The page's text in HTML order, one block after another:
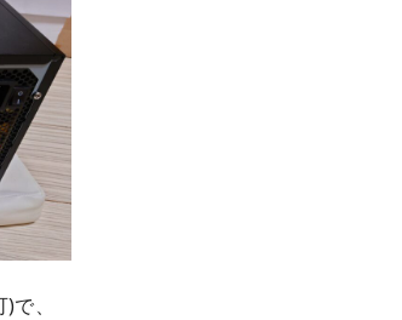
、